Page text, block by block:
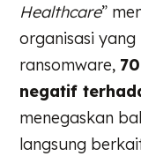
Healthcare”
organisasi
ransomware,
negatif
menegaskan
langsung